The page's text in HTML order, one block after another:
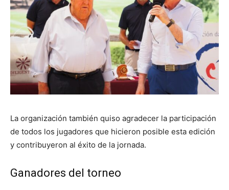
La organización también quiso agradecer la participación
de todos los jugadores que hicieron posible esta edición
y contribuyeron al éxito de la jornada.
Ganadores del torneo